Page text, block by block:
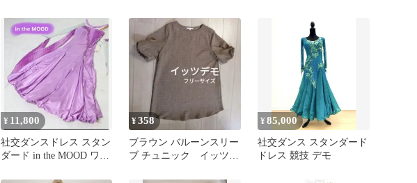
¥ 11,800
社交ダンスドレス スタン
ダード in the MOOD ワン
¥358
ブラウン バルーンスリー
ブ チュニック イッツデ
¥85,000
社交ダンス スタンダード
ドレス 競技 デモ